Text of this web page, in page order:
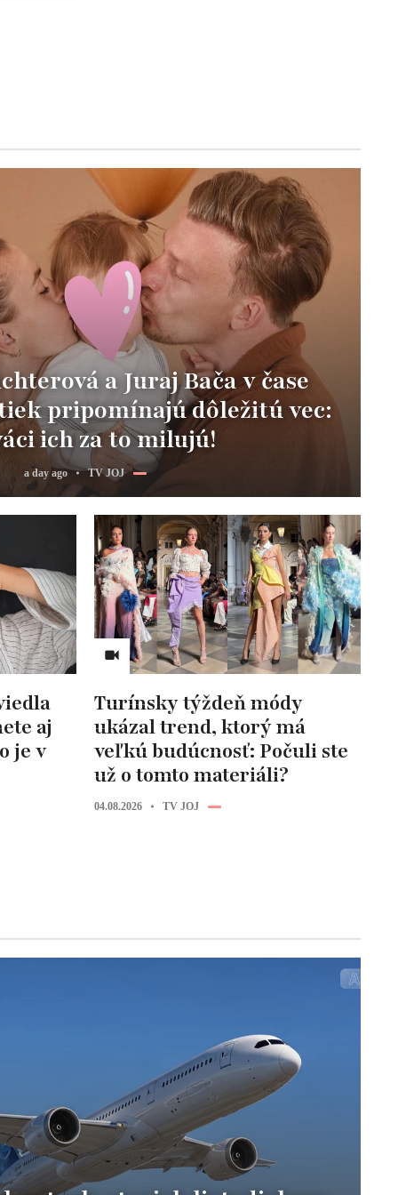
a Juraj Bača v čase
pripomínajú dôležitú vec:
ich za to milujú!
a day ago TV JOJ
aj
je v
Turínsky týždeň módy
ukázal trend, ktorý má
veľkú budúcnosť: Počuli ste
už o tomto materiáli?
04.08.2026 TV JOJ